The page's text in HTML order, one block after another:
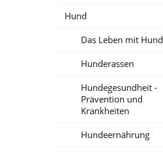
Hund
Das Leben mit Hund
Hunderassen
Hundegesundheit -
Prävention und
Krankheiten
Hundeernährung